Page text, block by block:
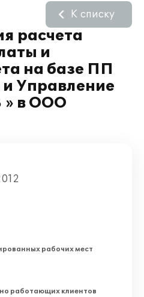
расчета
и
на базе ПП
Управление
» в ООО
К списку
рабочих мест
работающих клиентов